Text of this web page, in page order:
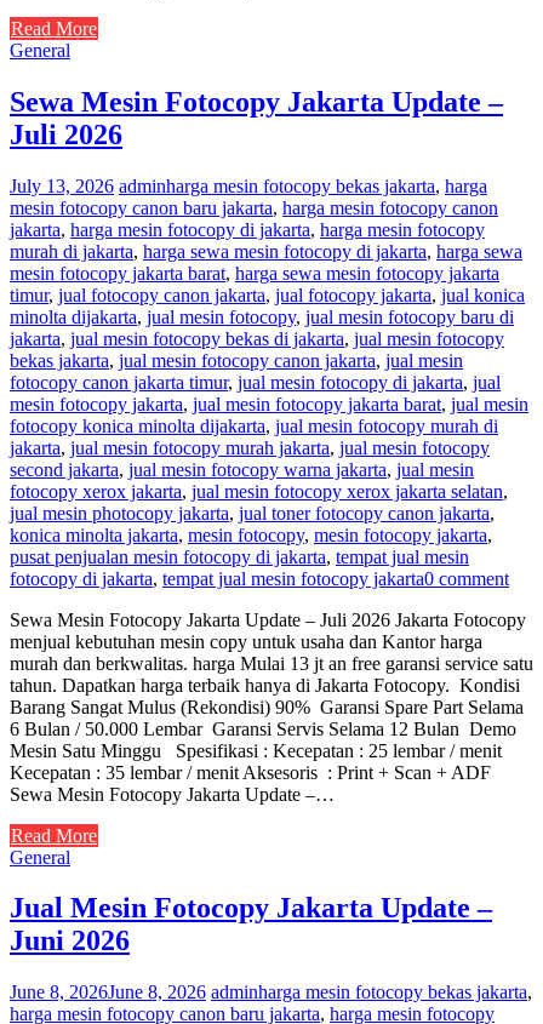
Read More
General
Sewa Mesin Fotocopy Jakarta Update –
Juli 2026
July 13, 2026 adminharga mesin fotocopy bekas jakarta, harga
mesin fotocopy canon baru jakarta, harga mesin fotocopy canon
jakarta, harga mesin fotocopy di jakarta, harga mesin fotocopy
murah di jakarta, harga sewa mesin fotocopy di jakarta, harga sewa
mesin fotocopy jakarta barat, harga sewa mesin fotocopy jakarta
timur, jual fotocopy canon jakarta, jual fotocopy jakarta, jual konica
minolta dijakarta, jual mesin fotocopy, jual mesin fotocopy baru di
jakarta, jual mesin fotocopy bekas di jakarta, jual mesin fotocopy
bekas jakarta, jual mesin fotocopy canon jakarta, jual mesin
fotocopy canon jakarta timur, jual mesin fotocopy di jakarta, jual
mesin fotocopy jakarta, jual mesin fotocopy jakarta barat, jual mesin
fotocopy konica minolta dijakarta, jual mesin fotocopy murah di
jakarta, jual mesin fotocopy murah jakarta, jual mesin fotocopy
second jakarta, jual mesin fotocopy warna jakarta, jual mesin
fotocopy xerox jakarta, jual mesin fotocopy xerox jakarta selatan,
jual mesin photocopy jakarta, jual toner fotocopy canon jakarta,
konica minolta jakarta, mesin fotocopy, mesin fotocopy jakarta,
pusat penjualan mesin fotocopy di jakarta, tempat jual mesin
fotocopy di jakarta, tempat jual mesin fotocopy jakarta0 comment
Sewa Mesin Fotocopy Jakarta Update – Juli 2026 Jakarta Fotocopy
menjual kebutuhan mesin copy untuk usaha dan Kantor harga
murah dan berkwalitas. harga Mulai 13 jt an free garansi service satu
tahun. Dapatkan harga terbaik hanya di Jakarta Fotocopy. Kondisi
Barang Sangat Mulus (Rekondisi) 90% Garansi Spare Part Selama
6 Bulan / 50.000 Lembar Garansi Servis Selama 12 Bulan Demo
Mesin Satu Minggu Spesifikasi : Kecepatan : 25 lembar / menit
Kecepatan : 35 lembar / menit Aksesoris : Print + Scan + ADF
Sewa Mesin Fotocopy Jakarta Update –…
Read More
General
Jual Mesin Fotocopy Jakarta Update –
Juni 2026
June 8, 2026June 8, 2026 adminharga mesin fotocopy bekas jakarta,
harga mesin fotocopy canon baru jakarta, harga mesin fotocopy